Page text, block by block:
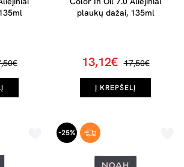
plaukų dažai, 135ml
13,12€ 17,50€
Į KREPŠELĮ
-25%